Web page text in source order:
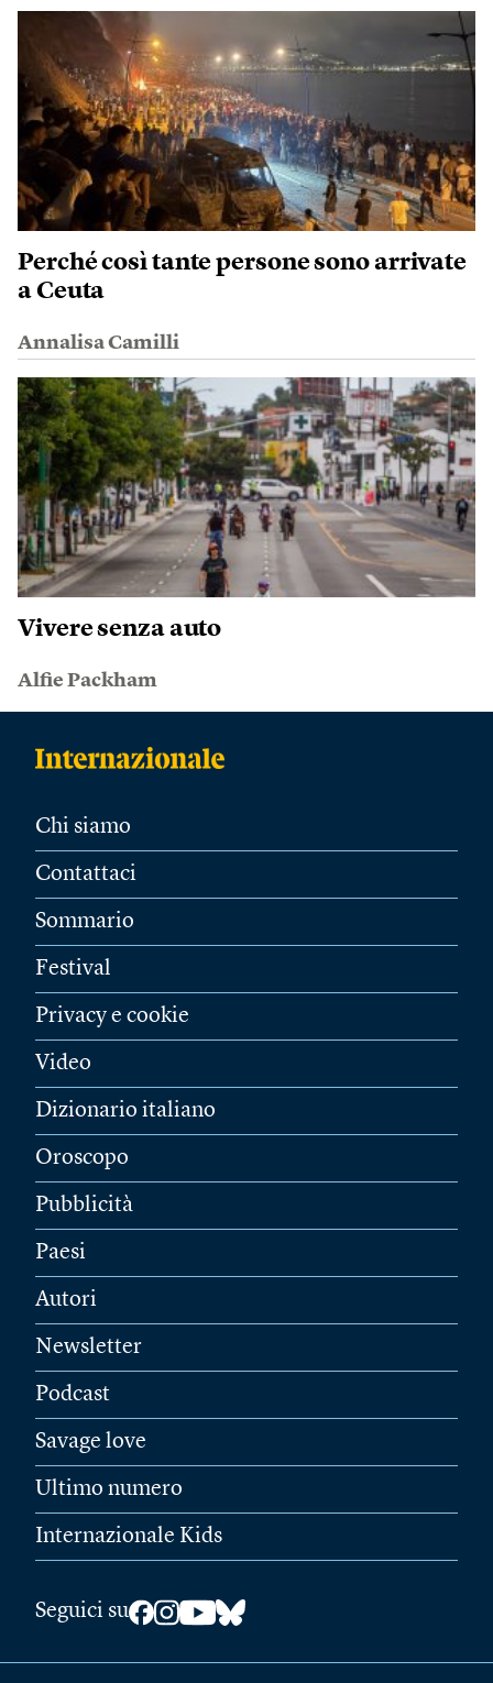
Perché così tante persone sono arrivate
a Ceuta
Annalisa Camilli
Vivere senza auto
Alfie Packham
Chi siamo
Contattaci
Sommario
Festival
Privacy e cookie
Video
Dizionario italiano
Oroscopo
Pubblicità
Paesi
Autori
Newsletter
Podcast
Savage love
Ultimo numero
Internazionale Kids
Seguici su